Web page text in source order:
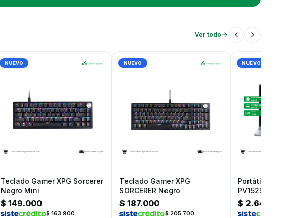
Ver todo
NUEVO
Teclado Gamer XPG Sorcerer
Negro Mini
$ 149.000
$ 163.900
NUEVO
Teclado Gamer XPG
SORCERER Negro
$ 187.000
$ 205.700
NUEVO
Portátil Dell
PV15250 Core
Ssd 512GB
15.6"
$ 2.646.000